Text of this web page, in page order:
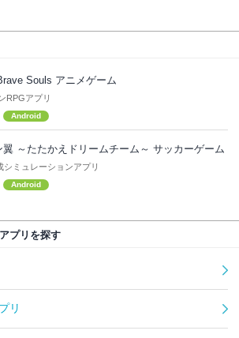
Souls アニメゲーム
RPGアプリ
Android
翼 ～たたかえドリームチーム～ サッカーゲーム
シミュレーションアプリ
Android
プリを探す
リ